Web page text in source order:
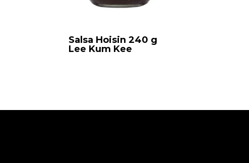
Salsa Hoisin 240 g
Lee Kum Kee